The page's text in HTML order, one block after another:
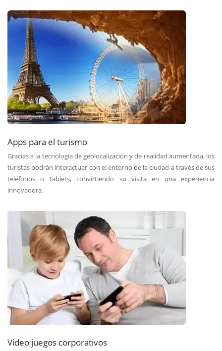
Apps para el turismo
Gracias a la tecnología de geolocalización y de realidad aumentada, los
turistas podrán interactuar con el entorno de la ciudad a través de sus
teléfonos o tablets, convirtiendo su visita en una experiencia
innovadora.
Video juegos corporativos